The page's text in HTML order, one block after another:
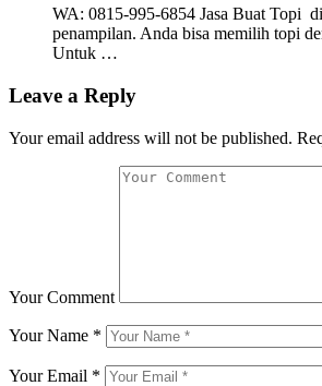
WA: 0815-995-6854 Jasa Buat Topi
penampilan. Anda bisa memilih topi
Untuk …
Leave a Reply
Your email address will not be published.
Your Comment
Your Name *
Your Email *